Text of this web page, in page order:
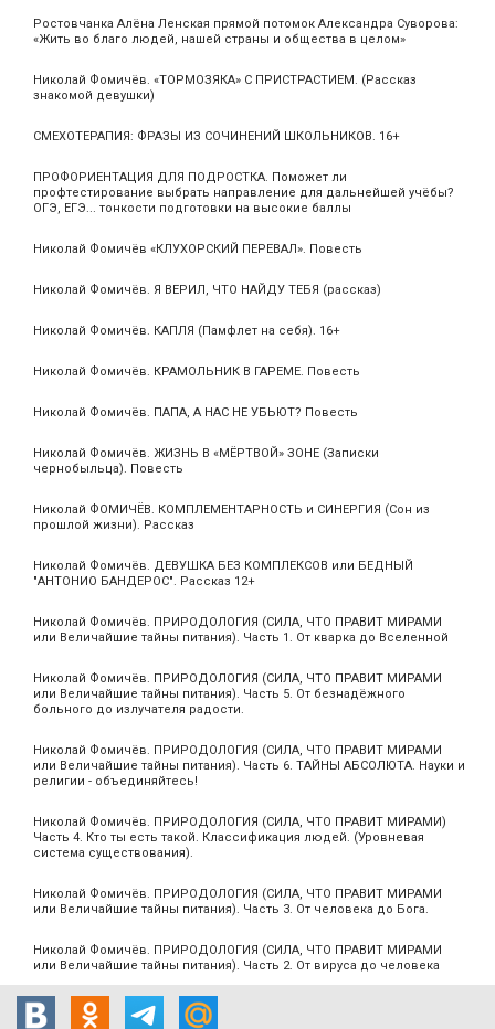
Ростовчанка Алёна Ленская прямой потомок Александра Суворова:
«Жить во благо людей, нашей страны и общества в целом»
Николай Фомичёв. «ТОРМОЗЯКА» С ПРИСТРАСТИЕМ. (Рассказ
знакомой девушки)
СМЕХОТЕРАПИЯ: ФРАЗЫ ИЗ СОЧИНЕНИЙ ШКОЛЬНИКОВ. 16+
ПРОФОРИЕНТАЦИЯ ДЛЯ ПОДРОСТКА. Поможет ли
профтестирование выбрать направление для дальнейшей учёбы?
ОГЭ, ЕГЭ... тонкости подготовки на высокие баллы
Николай Фомичёв «КЛУХОРСКИЙ ПЕРЕВАЛ». Повесть
Николай Фомичёв. Я ВЕРИЛ, ЧТО НАЙДУ ТЕБЯ (рассказ)
Николай Фомичёв. КАПЛЯ (Памфлет на себя). 16+
Николай Фомичёв. КРАМОЛЬНИК В ГАРЕМЕ. Повесть
Николай Фомичёв. ПАПА, А НАС НЕ УБЬЮТ? Повесть
Николай Фомичёв. ЖИЗНЬ В «МЁРТВОЙ» ЗОНЕ (Записки
чернобыльца). Повесть
Николай ФОМИЧЁВ. КОМПЛЕМЕНТАРНОСТЬ и СИНЕРГИЯ (Сон из
прошлой жизни). Рассказ
Николай Фомичёв. ДЕВУШКА БЕЗ КОМПЛЕКСОВ или БЕДНЫЙ
"АНТОНИО БАНДЕРОС". Рассказ 12+
Николай Фомичёв. ПРИРОДОЛОГИЯ (СИЛА, ЧТО ПРАВИТ МИРАМИ
или Величайшие тайны питания). Часть 1. От кварка до Вселенной
Николай Фомичёв. ПРИРОДОЛОГИЯ (СИЛА, ЧТО ПРАВИТ МИРАМИ
или Величайшие тайны питания). Часть 5. От безнадёжного
больного до излучателя радости.
Николай Фомичёв. ПРИРОДОЛОГИЯ (СИЛА, ЧТО ПРАВИТ МИРАМИ
или Величайшие тайны питания). Часть 6. ТАЙНЫ АБСОЛЮТА. Науки и
религии - объединяйтесь!
Николай Фомичёв. ПРИРОДОЛОГИЯ (СИЛА, ЧТО ПРАВИТ МИРАМИ)
Часть 4. Кто ты есть такой. Классификация людей. (Уровневая
система существования).
Николай Фомичёв. ПРИРОДОЛОГИЯ (СИЛА, ЧТО ПРАВИТ МИРАМИ
или Величайшие тайны питания). Часть 3. От человека до Бога.
Николай Фомичёв. ПРИРОДОЛОГИЯ (СИЛА, ЧТО ПРАВИТ МИРАМИ
или Величайшие тайны питания). Часть 2. От вируса до человека